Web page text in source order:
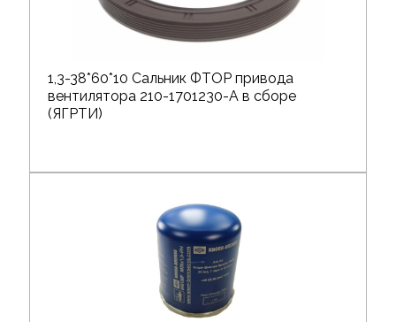
1,3-38*60*10 Сальник ФТОР привода
вентилятора 210-1701230-А в сборе
(ЯГРТИ)